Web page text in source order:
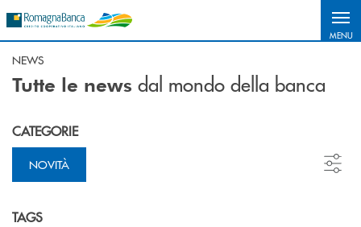
MENU
NEWS
Tutte le news dal mondo della banca
CATEGORIE
NOVITÀ
TAGS